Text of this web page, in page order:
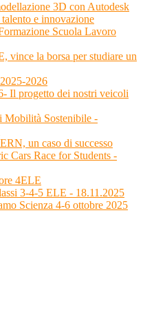
3D con Autodesk
e innovazione
Scuola Lavoro
vince la borsa per studiare un
2026
Il progetto dei nostri veicoli
Mobilità Sostenibile -
un caso di successo
Cars Race for Students -
4ELE
3-4-5 ELE - 18.11.2025
Scienza 4-6 ottobre 2025